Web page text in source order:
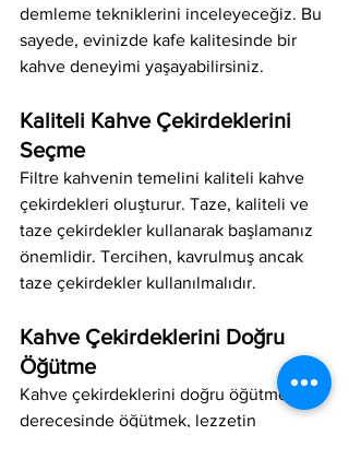
demleme tekniklerini inceleyeceğiz. Bu
sayede, evinizde kafe kalitesinde bir
kahve deneyimi yaşayabilirsiniz.
Kaliteli Kahve Çekirdeklerini
Seçme
Filtre kahvenin temelini kaliteli kahve
çekirdekleri oluşturur. Taze, kaliteli ve
taze çekirdekler kullanarak başlamanız
önemlidir. Tercihen, kavrulmuş ancak
taze çekirdekler kullanılmalıdır.
Kahve Çekirdeklerini Doğru
Öğütme
Kahve çekirdeklerini doğru öğütme
derecesinde öğütmek, lezzetin